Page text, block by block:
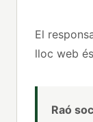
El
lloc web
Raó